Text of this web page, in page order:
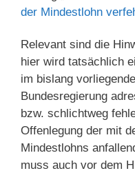
der Mindestlohn
Relevant sind die
hier wird tatsächlich
im bislang
Bundesregierung
bzw. schlichtweg
Offenlegung der mit
Mindestlohns
muss auch vor dem